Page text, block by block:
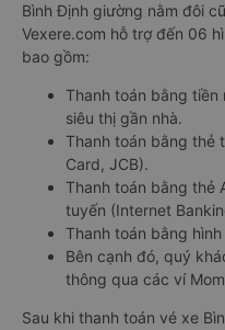
Bình Định giường nằm đôi
Vexere.com hỗ trợ đến 06
bao gồm:
Thanh toán bằng
siêu thị gần nhà.
Thanh toán bằng thẻ
Card, JCB).
Thanh toán bằng thẻ
tuyến (Internet
Thanh toán bằng
Bên cạnh đó, quý
thông qua các ví
Sau khi thanh toán vé xe